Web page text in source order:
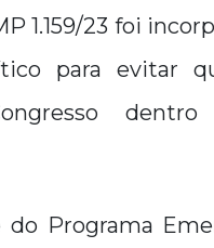
1.159/23 foi
para evitar
do Programa